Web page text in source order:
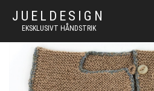
JUELDESIGN
EKSKLUSIVT HÅNDSTRIK